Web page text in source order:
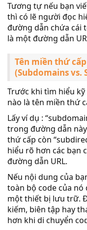
Tương tự nếu bạn
thì có lẽ người đọc
đường dẫn chứa cái
là một đường dẫn
Tên miền thứ
(Subdomains vs.
Trước khi tìm hiểu
nào là tên miền thứ
Lấy ví dụ :
trong đường dẫn
thứ cấp còn
hiểu rõ hơn các bạn
đường dẫn URL.
Nếu nội dung của
toàn bộ code của
một thiết bị lưu trữ.
kiếm, biên tập hay
hơn khi di chuyển